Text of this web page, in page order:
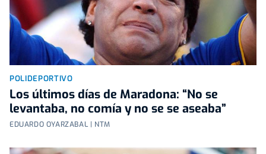
POLIDEPORTIVO
Los últimos días de Maradona: “No se
levantaba, no comía y no se se aseaba”
EDUARDO OYARZABAL | NTM